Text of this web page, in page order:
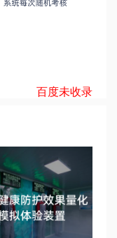
百度未收录